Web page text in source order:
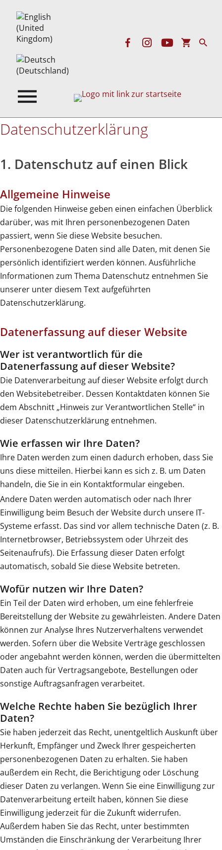
Datenschutz­erklärung
1. Datenschutz auf einen Blick
Allgemeine Hinweise
Die folgenden Hinweise geben einen einfachen Überblick
darüber, was mit Ihren personenbezogenen Daten
passiert, wenn Sie diese Website besuchen.
Personenbezogene Daten sind alle Daten, mit denen Sie
persönlich identifiziert werden können. Ausführliche
Informationen zum Thema Datenschutz entnehmen Sie
unserer unter diesem Text aufgeführten
Datenschutzerklärung.
Datenerfassung auf dieser Website
Wer ist verantwortlich für die
Datenerfassung auf dieser Website?
Die Datenverarbeitung auf dieser Website erfolgt durch
den Websitebetreiber. Dessen Kontaktdaten können Sie
dem Abschnitt „Hinweis zur Verantwortlichen Stelle“ in
dieser Datenschutzerklärung entnehmen.
Wie erfassen wir Ihre Daten?
Ihre Daten werden zum einen dadurch erhoben, dass Sie
uns diese mitteilen. Hierbei kann es sich z. B. um Daten
handeln, die Sie in ein Kontaktformular eingeben.
Andere Daten werden automatisch oder nach Ihrer
Einwilligung beim Besuch der Website durch unsere IT-
Systeme erfasst. Das sind vor allem technische Daten (z. B.
Internetbrowser, Betriebssystem oder Uhrzeit des
Seitenaufrufs). Die Erfassung dieser Daten erfolgt
automatisch, sobald Sie diese Website betreten.
Wofür nutzen wir Ihre Daten?
Ein Teil der Daten wird erhoben, um eine fehlerfreie
Bereitstellung der Website zu gewährleisten. Andere Daten
können zur Analyse Ihres Nutzerverhaltens verwendet
werden. Sofern über die Website Verträge geschlossen
oder angebahnt werden können, werden die übermittelten
Daten auch für Vertragsangebote, Bestellungen oder
sonstige Auftragsanfragen verarbeitet.
Welche Rechte haben Sie bezüglich Ihrer
Daten?
Sie haben jederzeit das Recht, unentgeltlich Auskunft über
Herkunft, Empfänger und Zweck Ihrer gespeicherten
personenbezogenen Daten zu erhalten. Sie haben
außerdem ein Recht, die Berichtigung oder Löschung
dieser Daten zu verlangen. Wenn Sie eine Einwilligung zur
Datenverarbeitung erteilt haben, können Sie diese
Einwilligung jederzeit für die Zukunft widerrufen.
Außerdem haben Sie das Recht, unter bestimmten
Umständen die Einschränkung der Verarbeitung Ihrer